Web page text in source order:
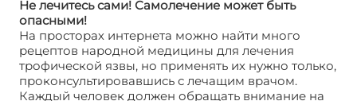
Не лечитесь сами! Самолечение может быть
опасными!
На просторах интернета можно найти много
рецептов народной медицины для лечения
трофической язвы, но применять их нужно только,
проконсультировавшись с лечащим врачом.
Каждый человек должен обращать внимание на